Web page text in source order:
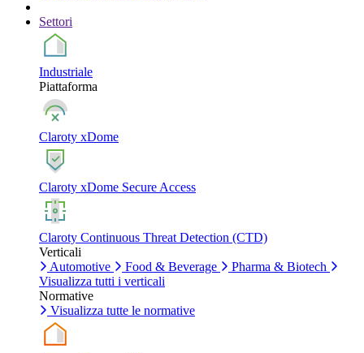
Settori
Industriale
Piattaforma
Claroty xDome
Claroty xDome Secure Access
Claroty Continuous Threat Detection (CTD)
Verticali
Automotive
Food & Beverage
Pharma & Biotech
Visualizza tutti i verticali
Normative
Visualizza tutte le normative